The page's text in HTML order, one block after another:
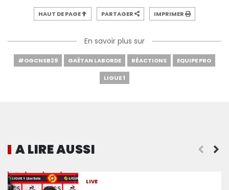
HAUT DE PAGE PARTAGER IMPRIMER
En savoir plus sur
#OGCNSB29 GAËTAN LABORDE RÉACTIONS EQUIPE PRO
LIGUE 1
A LIRE AUSSI
LIVE
Les conditions d’accès à l’Allianz Riviera